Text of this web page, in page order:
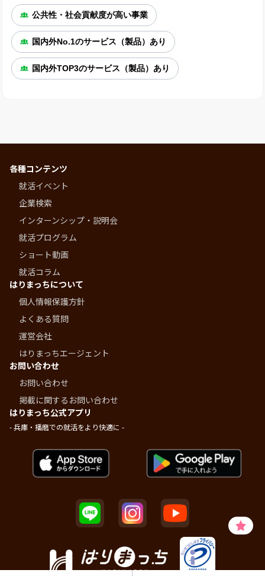
公共性・社会貢献度が高い事業
国内外No.1のサービス（製品）あり
国内外TOP3のサービス（製品）あり
各種コンテンツ
就活イベント
企業検索
インターンシップ・説明会
就活プログラム
ショート動画
就活コラム
はりまっちについて
個人情報保護方針
よくある質問
運営会社
はりまっちエージェント
お問い合わせ
お問い合わせ
掲載に関するお問い合わせ
はりまっち公式アプリ
- 兵庫・播磨での就活をより快適に -